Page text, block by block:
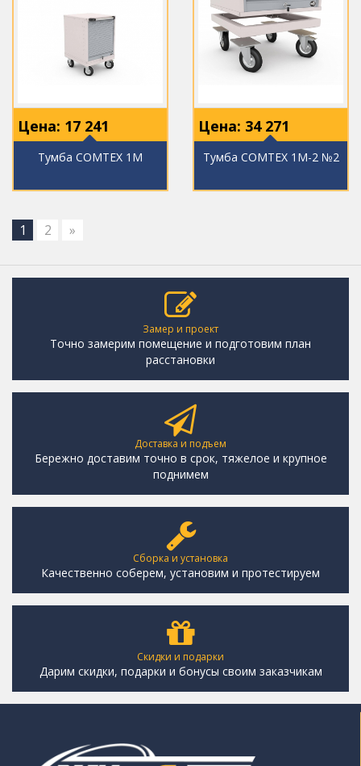
Цена: 17 241
Тумба COMTEX 1М
Цена: 34 271
Тумба COMTEX 1М-2 №2
1 2 »
Замер и проект
Точно замерим помещение и подготовим план
расстановки
Доставка и подъем
Бережно доставим точно в срок, тяжелое и крупное
поднимем
Сборка и установка
Качественно соберем, установим и протестируем
Скидки и подарки
Дарим скидки, подарки и бонусы своим заказчикам